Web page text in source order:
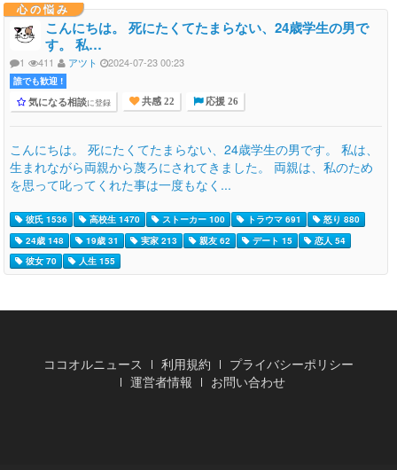
心の悩み
こんにちは。 死にたくてたまらない、24歳学生の男で
す。 私…
1 411 アツト 2024-07-23 00:23
誰でも歓迎 !
気になる相談に登録 共感 22 応援 26
こんにちは。 死にたくてたまらない、24歳学生の男です。 私は、
生まれながら両親から蔑ろにされてきました。 両親は、私のため
を思って叱ってくれた事は一度もなく...
彼氏 1536 高校生 1470 ストーカー 100 トラウマ 691
怒り 880
24歳 148
19歳 31 実家 213 親友 62 デート 15
恋人 54
彼女 70
人生 155
ココオルニュース 利用規約
プライバシーポリシー
運営者情報
お問い合わせ